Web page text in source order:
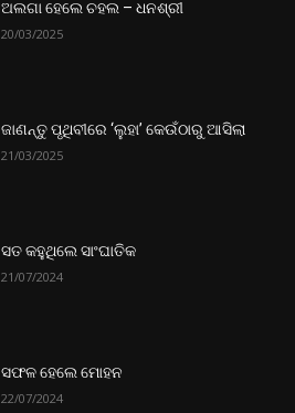
ଅଲଗା ହେଲେ ଚହଲ – ଧନଶ୍ରୀ
20/03/2025
ଜାଣନ୍ତୁ ପୃଥିବୀରେ ‘ଲୁହା’ କେଉଁଠାରୁ ଆସିଲା
21/03/2025
ସତ କହୁଥିଲେ ସାଂଘାତିକ
21/07/2024
ସଫଳ ହେଲେ ମୋହନ
22/07/2024